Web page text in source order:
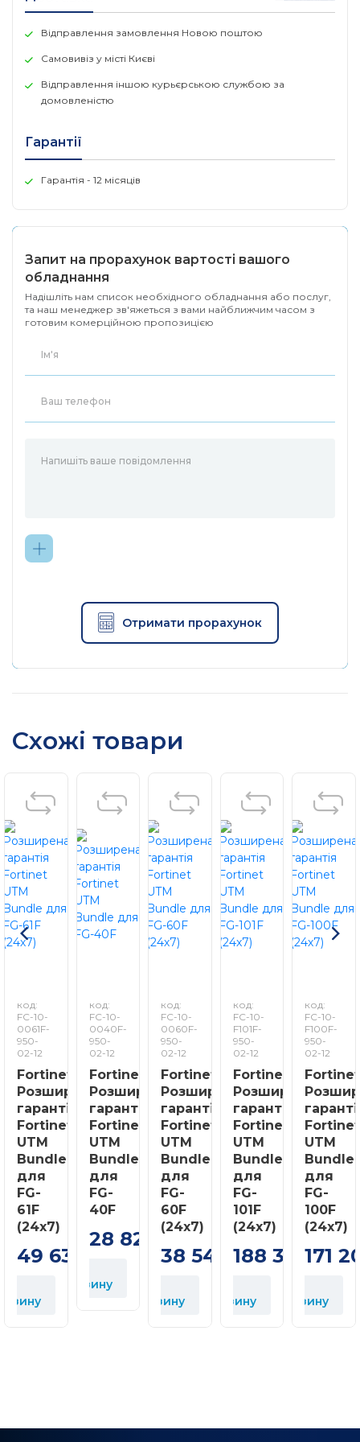
Класифікація скомпрометованих IP-адрес Або
Reputation);
контроль доступу додатків в інтернет,
комплексна підписка 24х7 дає цілодобовий доступ
без вихідних до служб технічної підтримки, збільшує
обладнання на наступний робочий день.
термін дії: 12 місяців.
* всі пристрої FortiGate без підписок працюють в
режимі FW з підтримкою VPN. Для використання
іншого функціоналу потрібне придбання додаткових
Відправлення замовлення Новою поштою
Самовивіз у місті Києві
Відправлення іншою курьєрською службою за
домовленістю
Гарантії
Гарантія - 12 місяців
Запит на прорахунок вартості вашого
обладнання
Надішліть нам список необхідного обладнання або послуг,
та наш менеджер зв'яжеться з вами найближчим часом з
готовим комерційною пропозицією
Отримати прорахунок
Схожі товари
код:
FC-10-
0061F-
950-
02-12
Fortinet
Розширена
гарантія
Fortinet
UTM
Bundle
для
FG-
61F
(24х7)
49 632
код:
FC-10-
0040F-
950-
02-12
Fortinet
Розширена
гарантія
Fortinet
UTM
Bundle
для
FG-
40F
28 820
корзину
код:
FC-10-
0060F-
950-
02-12
Fortinet
Розширена
гарантія
Fortinet
UTM
Bundle
для
FG-
60F
(24х7)
38 544
грн
корзину
код:
FC-10-
F101F-
950-
02-12
Fortinet
Розширена
гарантія
Fortinet
UTM
Bundle
для
FG-
101F
(24x7)
188 320 грн
корзину
код:
FC-10-
F100F-
950-
02-12
Fortinet
Fortinet
UTM
Bundle
для
FG-
100F
(24х7)
171
корзину